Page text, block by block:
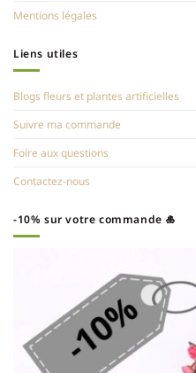
Mentions légales
Liens utiles
Blogs fleurs et plantes artificielles
Suivre ma commande
Foire aux questions
Contactez-nous
-10% sur votre commande 🎍